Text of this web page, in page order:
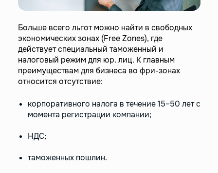
Больше всего льгот можно найти в свободных
экономических зонах (Free Zones), где
действует специальный таможенный и
налоговый режим для юр. лиц. К главным
преимуществам для бизнеса во фри-зонах
относится отсутствие:
корпоративного налога в течение 15–50 лет с
момента регистрации компании;
НДС;
таможенных пошлин.